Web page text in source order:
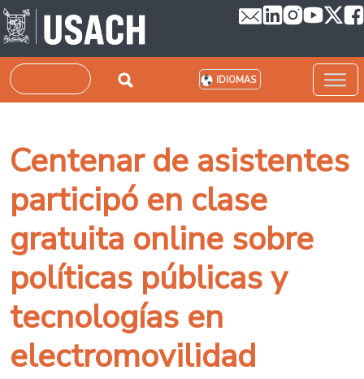
Pasar al contenido principal
Buscar IDIOMAS
Centenar de asistentes
participó en clase
gratuita online sobre
políticas públicas y
tecnologías en
electromovilidad